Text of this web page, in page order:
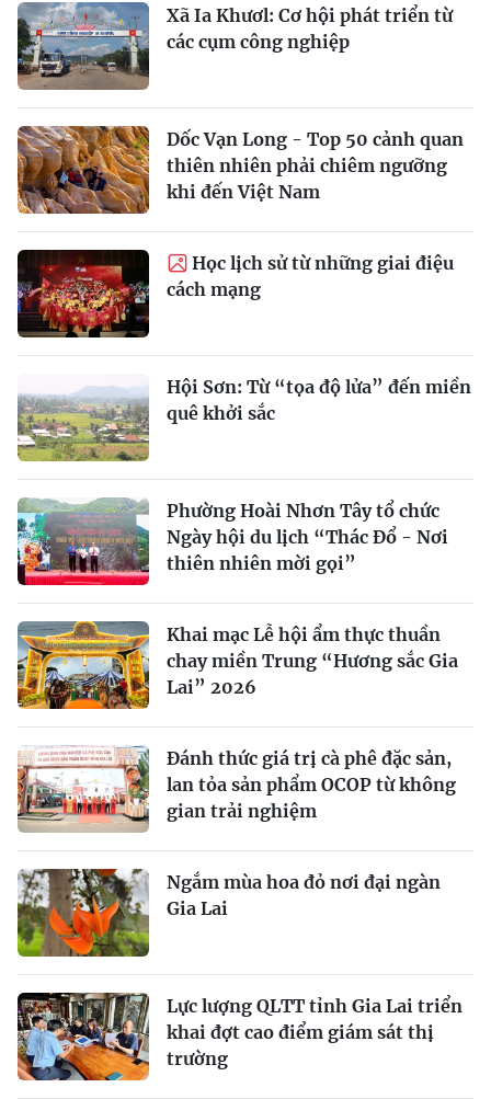
Xã Ia Khươl: Cơ hội phát triển từ
các cụm công nghiệp
Dốc Vạn Long - Top 50 cảnh quan
thiên nhiên phải chiêm ngưỡng
khi đến Việt Nam
Học lịch sử từ những giai điệu
cách mạng
Hội Sơn: Từ “tọa độ lửa” đến miền
quê khởi sắc
Phường Hoài Nhơn Tây tổ chức
Ngày hội du lịch “Thác Đổ - Nơi
thiên nhiên mời gọi”
Khai mạc Lễ hội ẩm thực thuần
chay miền Trung “Hương sắc Gia
Lai” 2026
Đánh thức giá trị cà phê đặc sản,
lan tỏa sản phẩm OCOP từ không
gian trải nghiệm
Ngắm mùa hoa đỏ nơi đại ngàn
Gia Lai
Lực lượng QLTT tỉnh Gia Lai triển
khai đợt cao điểm giám sát thị
trường